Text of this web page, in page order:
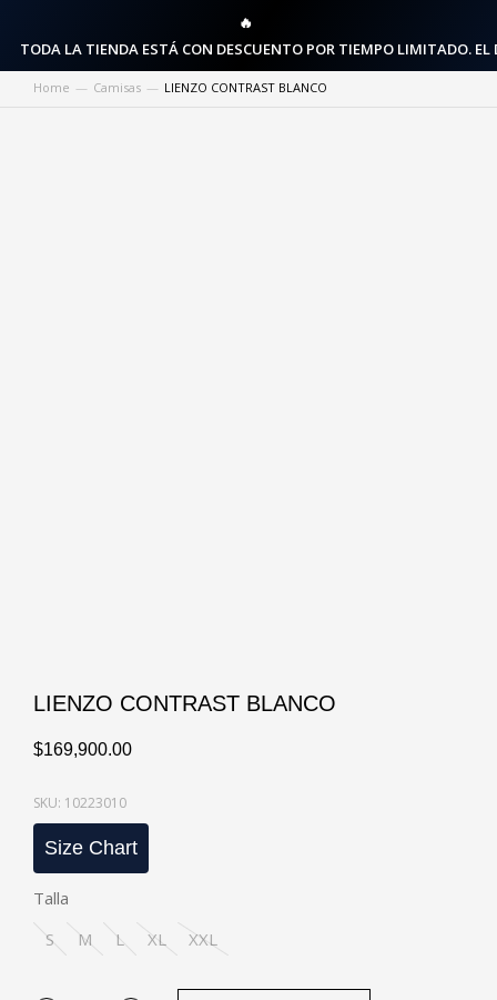
🔥
TODA LA TIENDA ESTÁ CON DESCUENTO POR TIEMPO LIMITADO.
You are here:
Home Camisas LIENZO CONTRAST BLANCO
LIENZO CONTRAST BLANCO
$169,900.00
SKU: 10223010
Size Chart
Talla
S
M L XL XXL